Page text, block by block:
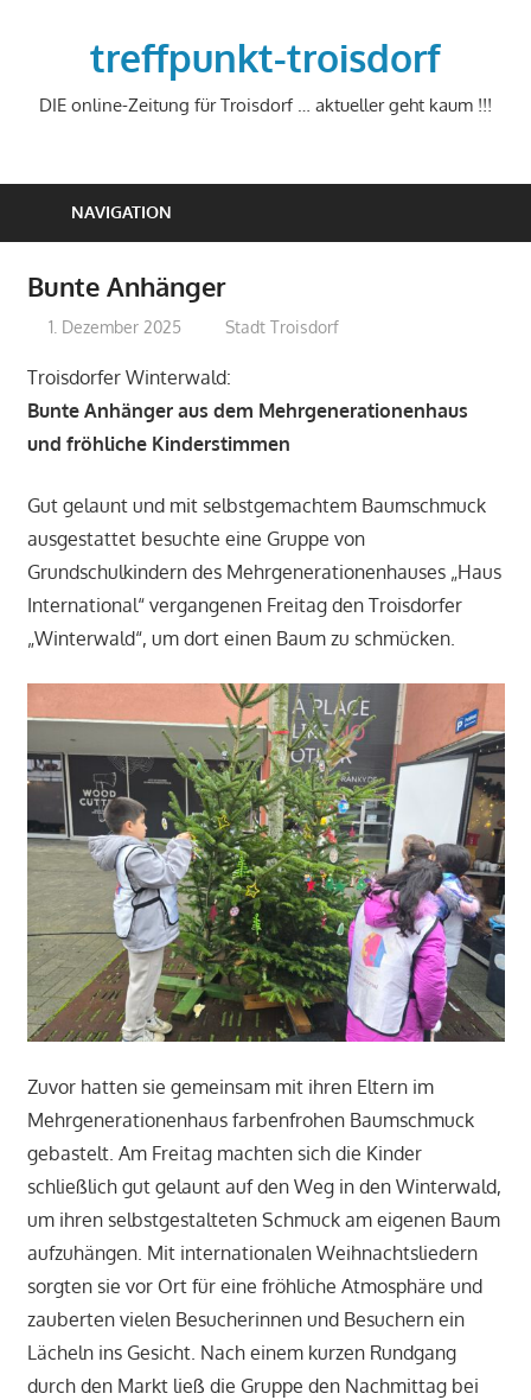
treffpunkt-troisdorf
DIE online-Zeitung für Troisdorf … aktueller geht kaum !!!
NAVIGATION
Bunte Anhänger
1. Dezember 2025 treffpunkt
Stadt Troisdorf
Troisdorfer Winterwald:
Bunte Anhänger aus dem Mehrgenerationenhaus
und fröhliche Kinderstimmen
Gut gelaunt und mit selbstgemachtem Baumschmuck
ausgestattet besuchte eine Gruppe von
Grundschulkindern des Mehrgenerationenhauses „Haus
International“ vergangenen Freitag den Troisdorfer
„Winterwald“, um dort einen Baum zu schmücken.
Zuvor hatten sie gemeinsam mit ihren Eltern im
Mehrgenerationenhaus farbenfrohen Baumschmuck
gebastelt. Am Freitag machten sich die Kinder
schließlich gut gelaunt auf den Weg in den Winterwald,
um ihren selbstgestalteten Schmuck am eigenen Baum
aufzuhängen. Mit internationalen Weihnachtsliedern
sorgten sie vor Ort für eine fröhliche Atmosphäre und
zauberten vielen Besucherinnen und Besuchern ein
Lächeln ins Gesicht. Nach einem kurzen Rundgang
durch den Markt ließ die Gruppe den Nachmittag bei